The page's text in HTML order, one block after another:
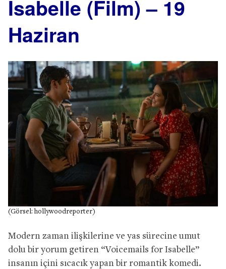
Isabelle (Film) – 19
Haziran
(Görsel: hollywoodreporter)
Modern zaman ilişkilerine ve yas sürecine umut
dolu bir yorum getiren “Voicemails for Isabelle”
insanın içini sıcacık yapan bir romantik komedi.